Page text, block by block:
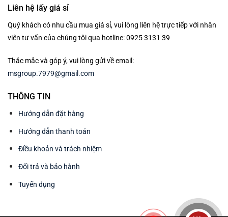
Liên hệ lấy giá sỉ
Quý khách có nhu cầu mua giá sỉ, vui lòng liên hệ trực tiếp với nhân
viên tư vấn của chúng tôi qua hotline: 0925 3131 39
Thắc mắc và góp ý, vui lòng gửi về email:
msgroup.7979@gmail.com
THÔNG TIN
Hướng dẫn đặt hàng
Hướng dẫn thanh toán
Điều khoản và trách nhiệm
Đổi trả và bảo hành
Tuyển dụng